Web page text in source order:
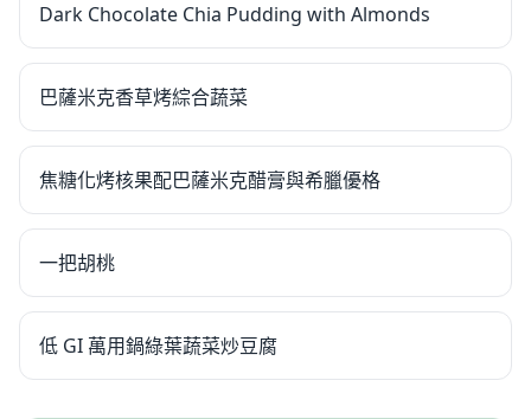
Dark Chocolate Chia Pudding with Almonds
巴薩米克香草烤綜合蔬菜
焦糖化烤核果配巴薩米克醋膏與希臘優格
一把胡桃
低 GI 萬用鍋綠葉蔬菜炒豆腐